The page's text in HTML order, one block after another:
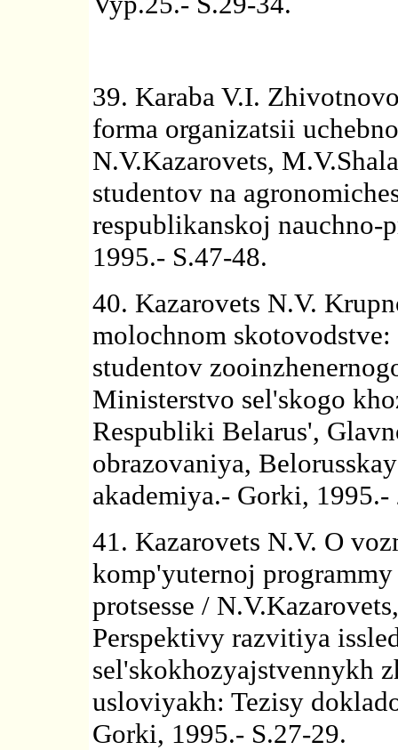
39. Karaba V.I.
forma organizatsii
N.V.Kazarovets,
studentov na
respublikanskoj
1995.- S.47-48.
40. Kazarovets N.V.
molochnom
studentov
Ministerstvo sel'skogo
Respubliki Belarus',
obrazovaniya,
akademiya.- Gorki,
41. Kazarovets N.V. O
komp'yuternoj
protsesse /
Perspektivy razvitiya
sel'skokhozyajstvennykh
usloviyakh: Tezisy
Gorki, 1995.- S.27-29.